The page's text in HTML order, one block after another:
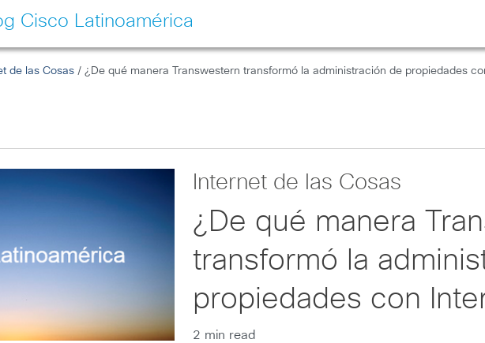
Cisco Latinoamérica
de las Cosas / ¿De qué manera Transwestern transformó la administración de propiedades
Internet de las Cosas
¿De qué manera
transformó la
propiedades con
2 min read